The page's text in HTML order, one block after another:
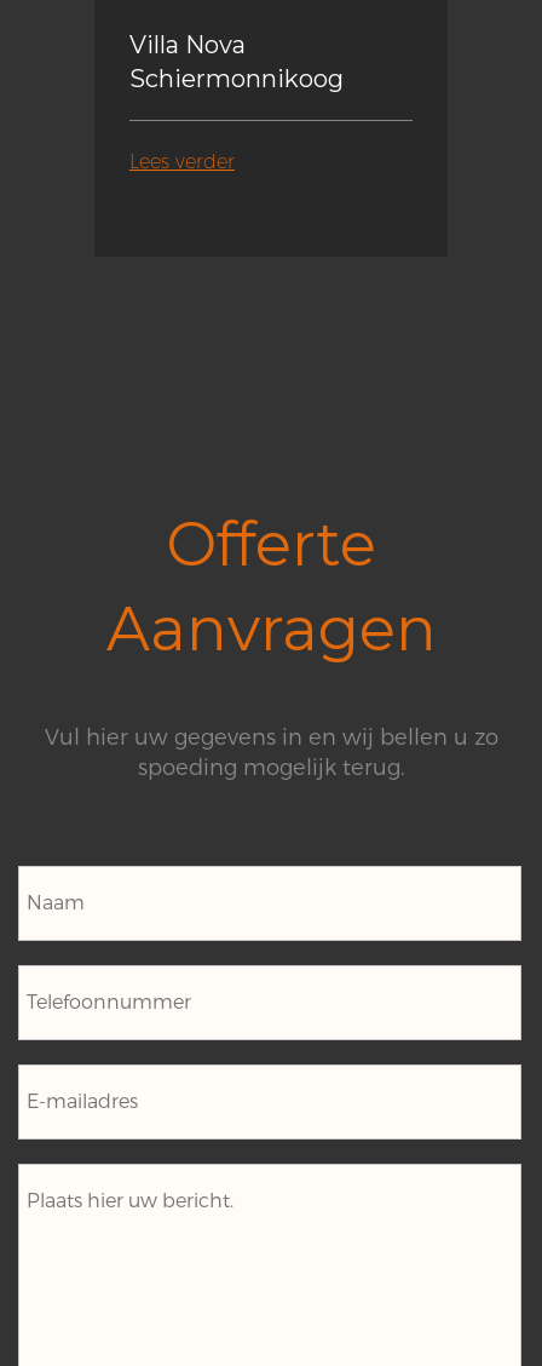
Villa Nova
Schiermonnikoog
Lees verder
Offerte
Aanvragen
Vul hier uw gegevens in en wij bellen u zo
spoeding mogelijk terug.